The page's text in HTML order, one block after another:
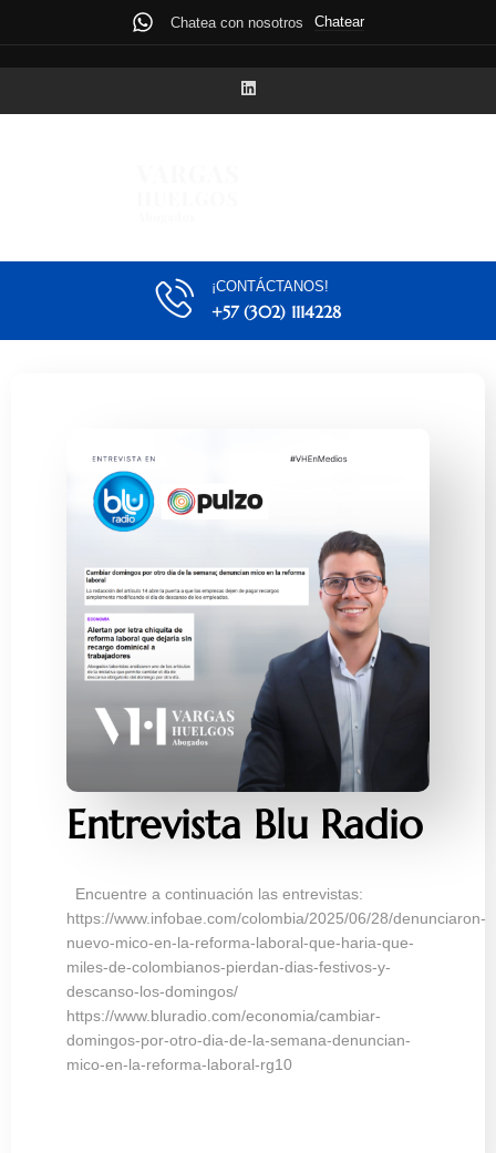
Chatea con nosotros Chatear
¡CONTÁCTANOS!
+57 (302) 1114228
Entrevista Blu Radio
Encuentre a continuación las entrevistas:
https://www.infobae.com/colombia/2025/06/28/denunciaron-
nuevo-mico-en-la-reforma-laboral-que-haria-que-
miles-de-colombianos-pierdan-dias-festivos-y-
descanso-los-domingos/
https://www.bluradio.com/economia/cambiar-
domingos-por-otro-dia-de-la-semana-denuncian-
mico-en-la-reforma-laboral-rg10